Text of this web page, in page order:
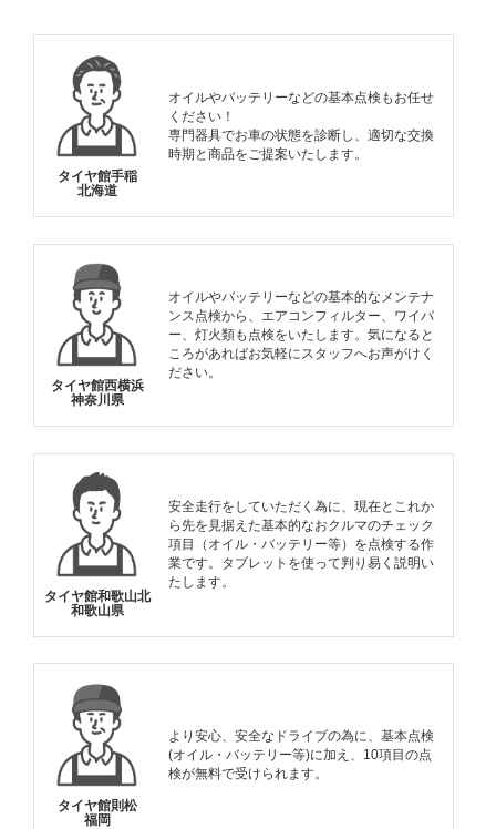
タイヤ館手稲
北海道
オイルやバッテリーなどの基本点検もお任せ
ください！
専門器具でお車の状態を診断し、適切な交換
時期と商品をご提案いたします。
タイヤ館西横浜
神奈川県
オイルやバッテリーなどの基本的なメンテナ
ンス点検から、エアコンフィルター、ワイパ
ー、灯火類も点検をいたします。気になると
ころがあればお気軽にスタッフへお声がけく
ださい。
タイヤ館和歌山北
和歌山県
安全走行をしていただく為に、現在とこれか
ら先を見据えた基本的なおクルマのチェック
項目（オイル・バッテリー等）を点検する作
業です。タブレットを使って判り易く説明い
たします。
タイヤ館則松
福岡
より安心、安全なドライブの為に、基本点検
(オイル・バッテリー等)に加え、10項目の点
検が無料で受けられます。